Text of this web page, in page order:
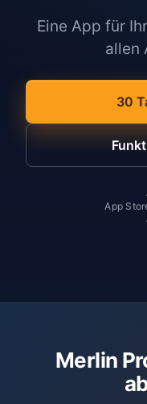
Eine App für
allen
30
App
Merlin